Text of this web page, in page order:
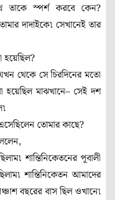
তাকে স্পর্শ করবে কেন?
দাদাইকে৷ সেখানেই তার
হয়েছিল?
থেকে সে চিরদিনের মতো
হয়েছিল মাঝখানে– সেই দশ
তোমার কাছে?
শান্তিনিকেতনের পূবালী
শান্তিনিকেতন আমাদের
বছরের বাস ছিল ওখানে৷